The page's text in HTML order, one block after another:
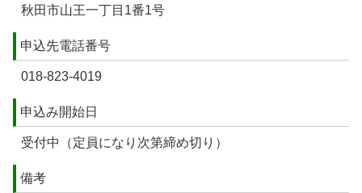
秋田市山王一丁目1番1号
申込先電話番号
018-823-4019
申込み開始日
受付中（定員になり次第締め切り）
備考